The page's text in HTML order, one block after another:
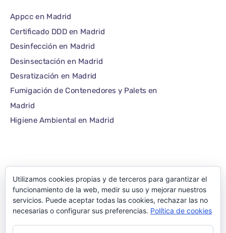
Appcc en Madrid
Certificado DDD en Madrid
Desinfección en Madrid
Desinsectación en Madrid
Desratización en Madrid
Fumigación de Contenedores y Palets en
Madrid
Higiene Ambiental en Madrid
©1986 – 2022 — E-plagas.com
Empresa de control
Utilizamos cookies propias y de terceros para garantizar el
funcionamiento de la web, medir su uso y mejorar nuestros
servicios. Puede aceptar todas las cookies, rechazar las no
necesarias o configurar sus preferencias. Política de cookies